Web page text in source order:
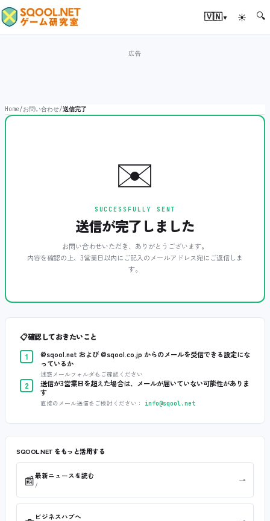
🇻🇳▾ ☀ 🔍
Home/お問い合わせ/送信完了
✉️
SUCCESSFULLY SENT
送信が完了しました
お問い合わせいただき、ありがとうございます。
内容を確認の上、3営業日以内にご記入のメールアドレス宛にご返信しま
す。
📋確認しておきたいこと
1
@sqool.net および @sqool.co.jp からのメールを受信できる設定にな
っているか
迷惑メールフォルダもご確認ください
2
送信が3営業日を超えた場合は、メールが届いていない可能性がありま
す
直接のメール送信をご検討ください： info@sqool.net
SQOOL.NET をもっと活用する
📰最新ニュースを読む
/ →
ビジネスハブへ